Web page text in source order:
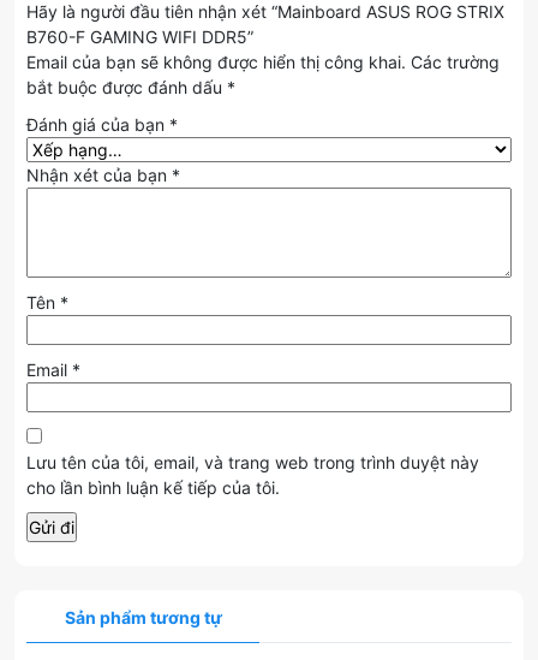
Hãy là người đầu tiên nhận xét “Mainboard ASUS ROG STRIX
B760-F GAMING WIFI DDR5”
Email của bạn sẽ không được hiển thị công khai. Các trường
bắt buộc được đánh dấu *
Đánh giá của bạn *
Nhận xét của bạn *
Tên *
Email *
Lưu tên của tôi, email, và trang web trong trình duyệt này
cho lần bình luận kế tiếp của tôi.
Sản phẩm tương tự